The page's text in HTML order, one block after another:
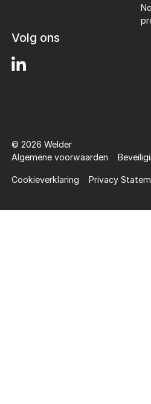
Volg ons
© 2026 Welder
Algemene voorwaarden
Cookieverklaring Privacy